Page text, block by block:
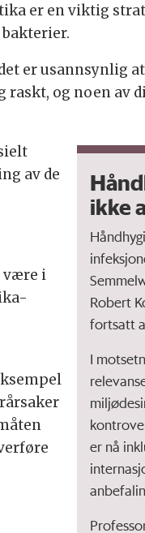
er en viktig
er usannsynlig
raskt, og noen av
ikke
Robert
fortsatt
I
er nå
av de
være i